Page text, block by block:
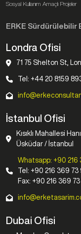
Sosyal Kullanım Amaçlı Projeler
ERKE Sürdürülebilir
Londra Ofisi
71 75 Shelton St,
Tel: +44 20 8159
İstanbul Ofisi
Kısıklı Mahallesi
Üsküdar / İstanbul
Whatsapp: +90 216
Tel: +90 216 369 73
Fax: +90 216 369
Dubai Ofisi